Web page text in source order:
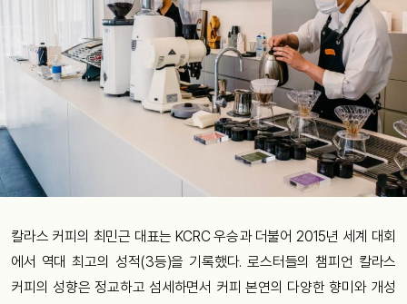
칼라스 커피의 최민근 대표는 KCRC 우승과 더불어 2015년 세계 대회
에서 역대 최고의 성적(3등)을 기록했다. 로스터들의 챔피언 칼라스
커피의 성향은 정교하고 섬세하면서 커피 본연의 다양한 향미와 개성